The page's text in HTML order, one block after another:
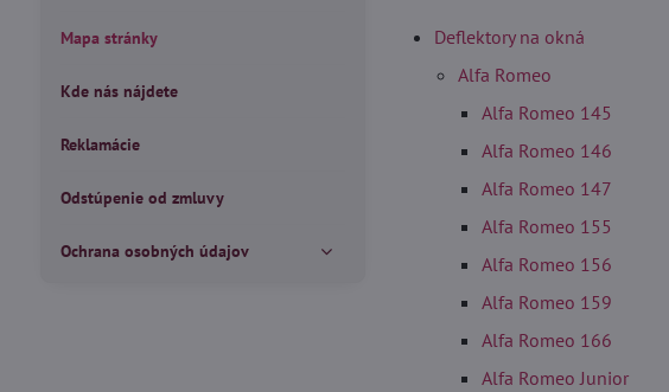
Deflektory na okná
Alfa Romeo
Alfa Romeo 145
Alfa Romeo 146
Alfa Romeo 147
Alfa Romeo 155
Alfa Romeo 156
Alfa Romeo 159
Alfa Romeo 166
Alfa Romeo Junior
Mapa stránky
Kde nás nájdete
Reklamácie
Odstúpenie od zmluvy
Ochrana osobných údajov